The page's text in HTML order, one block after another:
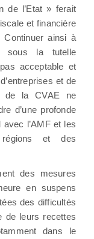
de l’Etat » ferait
et financière
Continuer ainsi à
sous la tutelle
acceptable et
et de
de la CVAE ne
d’une profonde
l’AMF et les
régions et des
des mesures
en suspens
des difficultés
de leurs recettes
dans le